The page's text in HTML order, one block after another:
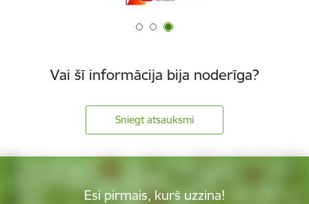
Vai šī informācija bija noderīga?
Sniegt atsauksmi
Esi pirmais, kurš uzzina!